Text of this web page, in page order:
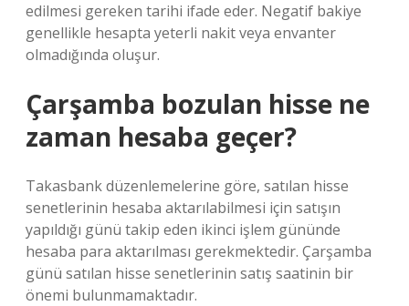
edilmesi gereken tarihi ifade eder. Negatif bakiye
genellikle hesapta yeterli nakit veya envanter
olmadığında oluşur.
Çarşamba bozulan hisse ne
zaman hesaba geçer?
Takasbank düzenlemelerine göre, satılan hisse
senetlerinin hesaba aktarılabilmesi için satışın
yapıldığı günü takip eden ikinci işlem gününde
hesaba para aktarılması gerekmektedir. Çarşamba
günü satılan hisse senetlerinin satış saatinin bir
önemi bulunmamaktadır.